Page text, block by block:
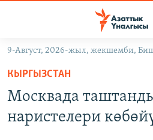
Навигацияга
өтүңүз
Издөөгө
салыңыз
УКРАИНА
9-Август, 2026-жыл, жекшемби,
КЫРГЫЗСТАН
Москвада
наристелери